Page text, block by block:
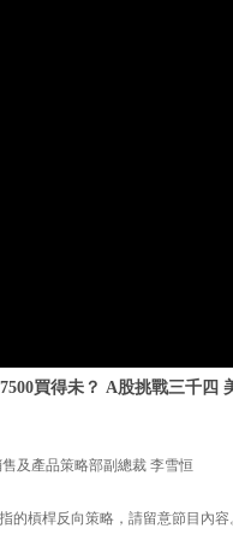
買得未？ A股挑戰三千四
及產品策略部副總裁 李雪恒
的槓桿反向策略，請留意節目內容